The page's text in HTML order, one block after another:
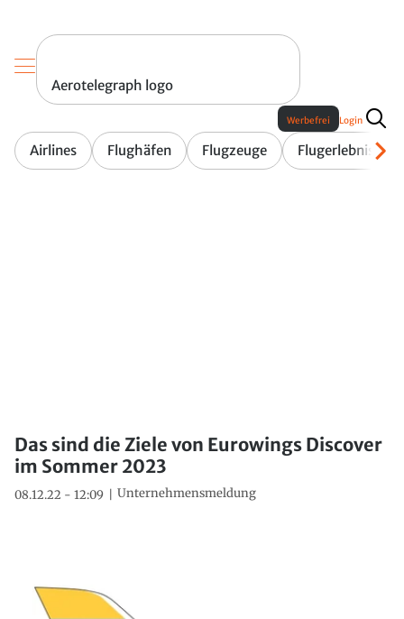
Aerotelegraph logo
Airlines Flughäfen Flugzeuge Flugerlebnis
Werbefrei Login
Das sind die Ziele von Eurowings Discover
im Sommer 2023
08.12.22 - 12:09 Unternehmensmeldung